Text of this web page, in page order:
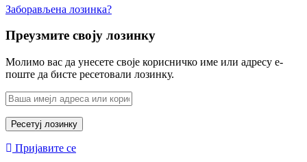
Заборављена лозинка?
Преузмите своју лозинку
Молимо вас да унесете своје корисничко име или адресу е-
поште да бисте ресетовали лозинку.
Пријавите се